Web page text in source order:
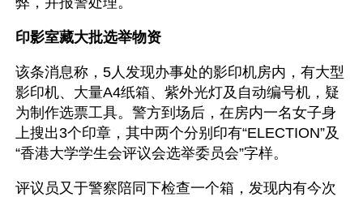
印影室藏大批选举物资
该条消息称，5人发现办事处的影印机房内，有大型
影印机、大量A4纸箱、紫外光灯及自动编号机，疑
为制作选票工具。警方到场后，在房内一名女子身
上搜出3个印章，其中两个分别印有“ELECTION”及
“香港大学学生会评议会选举委员会”字样。
评议员又于警察陪同下检查一个箱，发现内有今次